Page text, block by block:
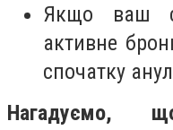
Якщо ваш
активне
спочатку
Нагадуємо,